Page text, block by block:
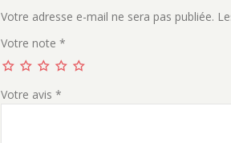
Votre adresse e-mail ne sera pas publiée.
Votre note *
Votre avis *